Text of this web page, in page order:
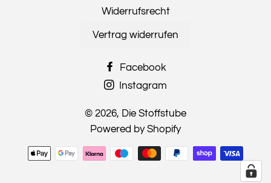
Widerrufsrecht
Vertrag widerrufen
Facebook
Instagram
© 2026, Die Stoffstube
Powered by Shopify
Zahlungsmethoden